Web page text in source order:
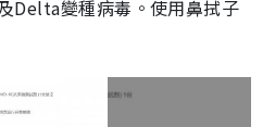
Delta變種病毒。使用鼻拭子